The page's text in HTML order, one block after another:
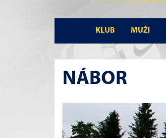
KLUB MUŽI
NÁBOR